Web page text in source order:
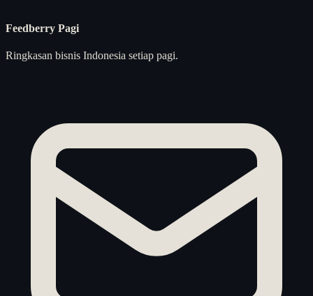
Feedberry Pagi
Ringkasan bisnis Indonesia setiap pagi.